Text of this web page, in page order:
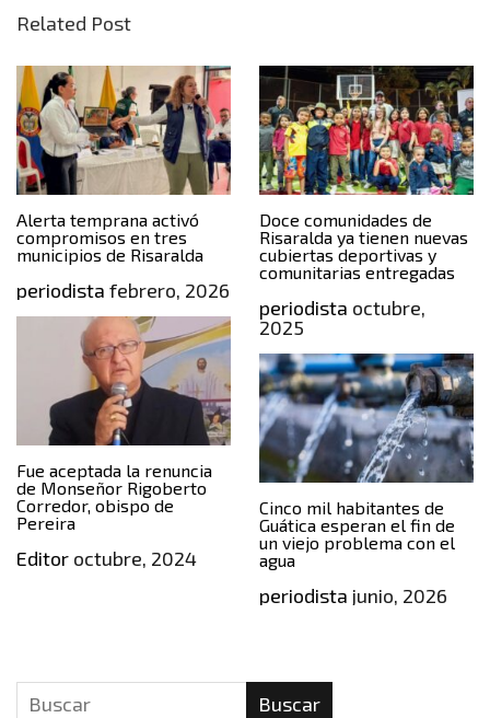
Related Post
Alerta temprana activó
compromisos en tres
municipios de Risaralda
periodista febrero, 2026
Doce comunidades de
Risaralda ya tienen nuevas
cubiertas deportivas y
comunitarias entregadas
periodista octubre,
2025
Fue aceptada la renuncia
de Monseñor Rigoberto
Corredor, obispo de
Pereira
Editor octubre, 2024
Cinco mil habitantes de
Guática esperan el fin de
un viejo problema con el
agua
periodista junio, 2026
Buscar